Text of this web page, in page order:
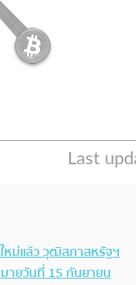
ใหม่แล้ว วุฒิสภาสหรัฐฯ
ายวันที่ 15 กันยายน